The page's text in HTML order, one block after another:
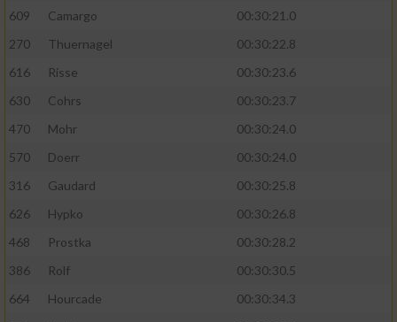
609
Camargo
00:30:21.0
270
Thuernagel
00:30:22.8
616
Risse
00:30:23.6
630
Cohrs
00:30:23.7
470
Mohr
00:30:24.0
570
Doerr
00:30:24.0
316
Gaudard
00:30:25.8
626
Hypko
00:30:26.8
468
Prostka
00:30:28.2
386
Rolf
00:30:30.5
664
Hourcade
00:30:34.3